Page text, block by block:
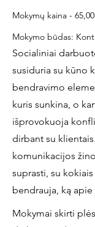
Mokymų kaina -
Mokymo būdas:
Socialiniai
susiduria su kūno
bendravimo
kuris sunkina, o
išprovokuoja
dirbant su
komunikacijos
suprasti, su
bendrauja, ką
Mokymai skirti